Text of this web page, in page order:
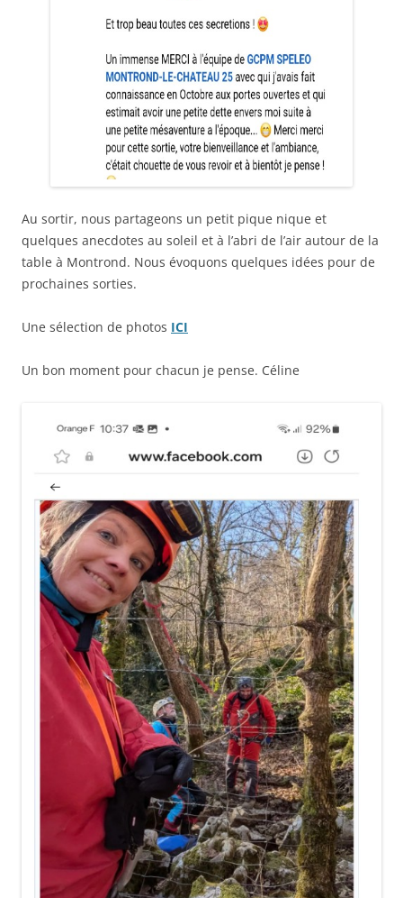
Au sortir, nous partageons un petit pique nique et
quelques anecdotes au soleil et à l’abri de l’air autour de la
table à Montrond. Nous évoquons quelques idées pour de
prochaines sorties.
Une sélection de photos ICI
Un bon moment pour chacun je pense. Céline